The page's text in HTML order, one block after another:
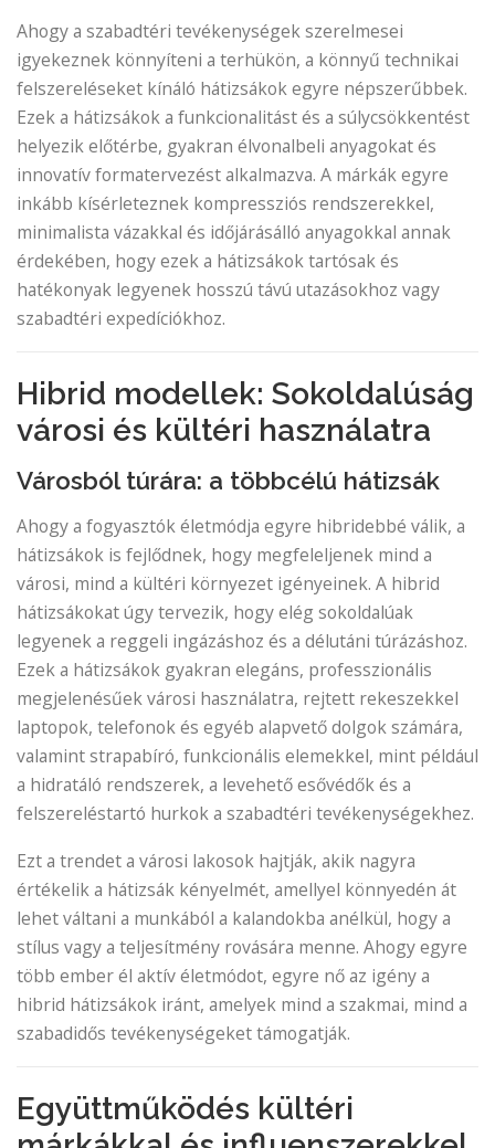
Ahogy a szabadtéri tevékenységek szerelmesei
igyekeznek könnyíteni a terhükön, a könnyű technikai
felszereléseket kínáló hátizsákok egyre népszerűbbek.
Ezek a hátizsákok a funkcionalitást és a súlycsökkentést
helyezik előtérbe, gyakran élvonalbeli anyagokat és
innovatív formatervezést alkalmazva. A márkák egyre
inkább kísérleteznek kompressziós rendszerekkel,
minimalista vázakkal és időjárásálló anyagokkal annak
érdekében, hogy ezek a hátizsákok tartósak és
hatékonyak legyenek hosszú távú utazásokhoz vagy
szabadtéri expedíciókhoz.
Hibrid modellek: Sokoldalúság
városi és kültéri használatra
Városból túrára: a többcélú hátizsák
Ahogy a fogyasztók életmódja egyre hibridebbé válik, a
hátizsákok is fejlődnek, hogy megfeleljenek mind a
városi, mind a kültéri környezet igényeinek. A hibrid
hátizsákokat úgy tervezik, hogy elég sokoldalúak
legyenek a reggeli ingázáshoz és a délutáni túrázáshoz.
Ezek a hátizsákok gyakran elegáns, professzionális
megjelenésűek városi használatra, rejtett rekeszekkel
laptopok, telefonok és egyéb alapvető dolgok számára,
valamint strapabíró, funkcionális elemekkel, mint például
a hidratáló rendszerek, a levehető esővédők és a
felszereléstartó hurkok a szabadtéri tevékenységekhez.
Ezt a trendet a városi lakosok hajtják, akik nagyra
értékelik a hátizsák kényelmét, amellyel könnyedén át
lehet váltani a munkából a kalandokba anélkül, hogy a
stílus vagy a teljesítmény rovására menne. Ahogy egyre
több ember él aktív életmódot, egyre nő az igény a
hibrid hátizsákok iránt, amelyek mind a szakmai, mind a
szabadidős tevékenységeket támogatják.
Együttműködés kültéri